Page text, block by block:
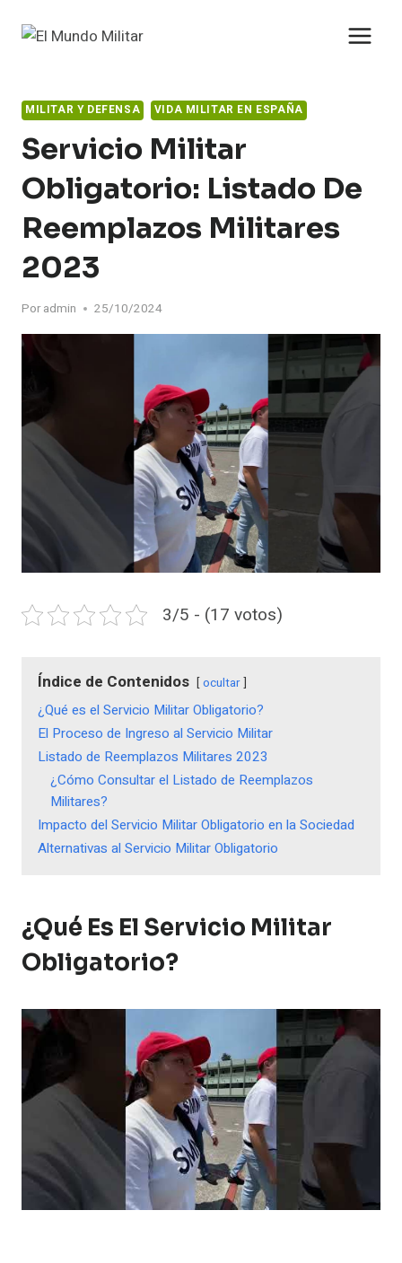
MILITAR Y DEFENSA VIDA MILITAR EN ESPAÑA
Servicio Militar
Obligatorio: Listado De
Reemplazos Militares
2023
Por admin 25/10/2024
3/5 - (17 votos)
Índice de Contenidos ocultar
¿Qué es el Servicio Militar Obligatorio?
El Proceso de Ingreso al Servicio Militar
Listado de Reemplazos Militares 2023
¿Cómo Consultar el Listado de Reemplazos
Militares?
Impacto del Servicio Militar Obligatorio en la Sociedad
Alternativas al Servicio Militar Obligatorio
¿Qué Es El Servicio Militar
Obligatorio?